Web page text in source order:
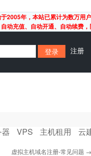
2005年，本站已累计为数万用
动充值、自动开通、自动续费
注册
VPS 主机租用 云
虚拟主机域名注册-常见问题